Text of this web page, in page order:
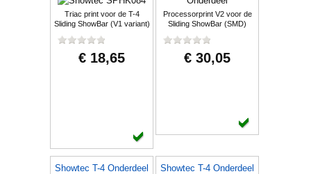
Triac print voor de T-4
Sliding ShowBar (V1 variant)
€ 18,65
Processorprint V2 voor de
Sliding ShowBar (SMD)
€ 30,05
Showtec T-4 Onderdeel Showtec T-4 Onderdeel